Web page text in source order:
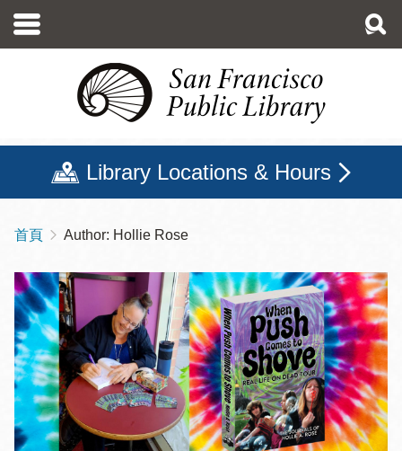
至
Library Locations & Hours
導
航
連
結
首頁 Author: Hollie Rose